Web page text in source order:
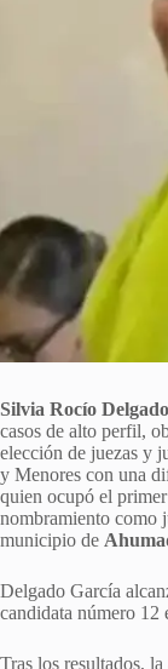
Silvia Rocío
casos de alto perfil,
elección de juezas y
y Menores con una
quien ocupó el
nombramiento como
municipio de
Delgado García
candidata número 12
Tras los resultados,